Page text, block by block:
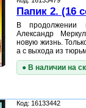
Папик 2. (16
В продолжении
Александр
новую жизнь.
а с выхода из
● В наличии на
Код: 16133442